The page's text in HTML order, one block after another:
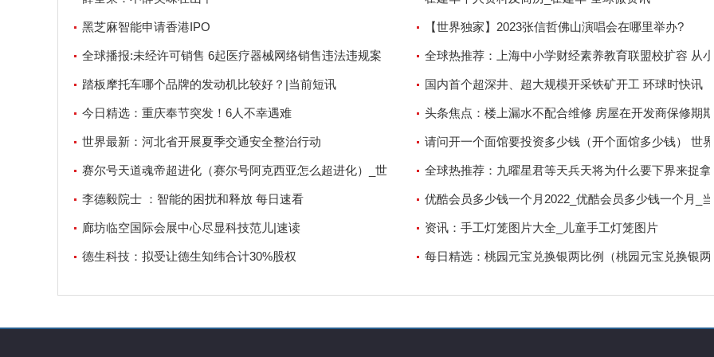
黑芝麻智能申请香港IPO 【世界独家】2023张信哲佛山演唱会在哪里举办?
全球播报:未经许可销售 6起医疗器械网络销售违法违规案
件被通报
全球热推荐：上海中小学财经素养教育联盟校扩容 从小
养孩子“财商”
踏板摩托车哪个品牌的发动机比较好？|当前短讯 国内首个超深井、超大规模开采铁矿开工 环球时快讯
今日精选：重庆奉节突发！6人不幸遇难 头条焦点：楼上漏水不配合维修 房屋在开发商保修期期
内，因楼上下水主管漏水(已排查
世界最新：河北省开展夏季交通安全整治行动 请问开一个面馆要投资多少钱（开个面馆多少钱） 世界
讯
赛尔号天道魂帝超进化（赛尔号阿克西亚怎么超进化）_世
界看点
全球热推荐：九曜星君等天兵天将为什么要下界来捉拿
空_九曜星君
李德毅院士 ：智能的困扰和释放 每日速看 优酷会员多少钱一个月2022_优酷会员多少钱一个月_当
热闻
廊坊临空国际会展中心尽显科技范儿|速读 资讯：手工灯笼图片大全_儿童手工灯笼图片
德生科技：拟受让德生知纬合计30%股权 每日精选：桃园元宝兑换银两比例（桃园元宝兑换银两